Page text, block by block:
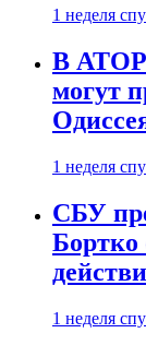
1 неделя
В АТОР
могут
1 неделя
СБУ
Бортко
1 неделя